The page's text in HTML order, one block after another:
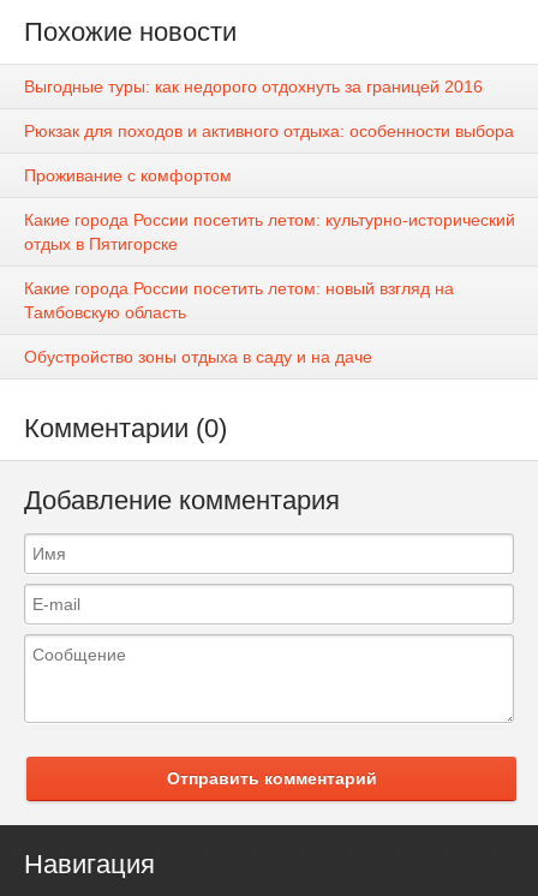
Похожие новости
Выгодные туры: как недорого отдохнуть за границей 2016
Рюкзак для походов и активного отдыха: особенности выбора
Проживание с комфортом
Какие города России посетить летом: культурно-исторический
отдых в Пятигорске
Какие города России посетить летом: новый взгляд на
Тамбовскую область
Обустройство зоны отдыха в саду и на даче
Комментарии (0)
Добавление комментария
Отправить комментарий
Навигация